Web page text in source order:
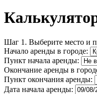
Шаг 1. Выберите место и
Начало аренды в городе:
Пункт начала аренды:
Окончание аренды в
Пункт окончания аренды:
Дата начала аренды: